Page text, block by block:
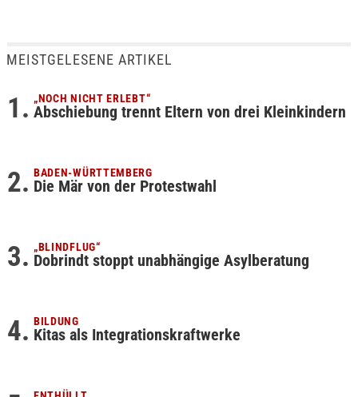
MEISTGELESENE ARTIKEL
„NOCH NICHT ERLEBT“
Abschiebung trennt Eltern von drei Kleinkindern
BADEN-WÜRTTEMBERG
Die Mär von der Protestwahl
„BLINDFLUG“
Dobrindt stoppt unabhängige Asylberatung
BILDUNG
Kitas als Integrationskraftwerke